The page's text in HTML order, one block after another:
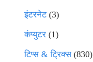
इंटरनेट(3)
कंप्युटर (1)
टिप्स & ट्रिक्स(830)